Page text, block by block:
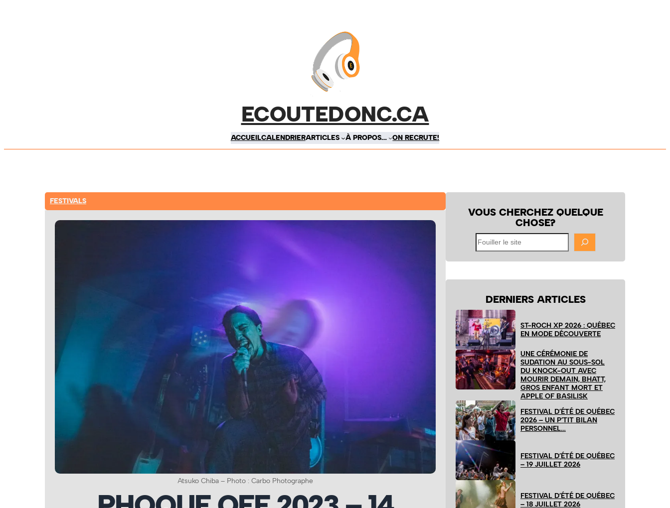
ECOUTEDONC.CA
ACCUEILCALENDRIERARTICLES À PROPOS… ON RECRUTE!
FESTIVALS
Atsuko Chiba – Photo : Carbo Photographe
VOUS CHERCHEZ QUELQUE
CHOSE?
Fouiller
le
site
DERNIERS ARTICLES
ST-ROCH XP 2026 : QUÉBEC
EN MODE DÉCOUVERTE
UNE CÉRÉMONIE DE
SUDATION AU SOUS-SOL
DU KNOCK-OUT AVEC
MOURIR DEMAIN, BHATT,
GROS ENFANT MORT ET
APPLE OF BASILISK
FESTIVAL D’ÉTÉ DE QUÉBEC
2026 – UN P’TIT BILAN
PERSONNEL…
FESTIVAL D’ÉTÉ DE QUÉBEC
– 19 JUILLET 2026
FESTIVAL D’ÉTÉ DE QUÉBEC
– 18 JUILLET 2026